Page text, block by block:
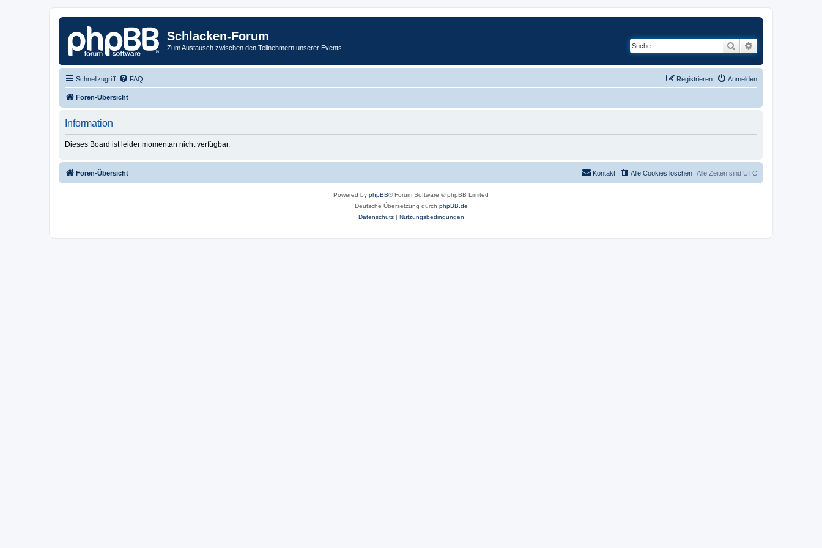
Schlacken-Forum
Zum Austausch zwischen den Teilnehmern unserer Events Suche
Schnellzugriff FAQ Anmelden
Registrieren
Foren-Übersicht
Information
Dieses Board ist leider momentan nicht verfügbar.
Foren-Übersicht Alle Zeiten sind UTC
Alle Cookies löschen
Kontakt
Powered by phpBB® Forum Software © phpBB Limited
Deutsche Übersetzung durch phpBB.de
Datenschutz| Nutzungsbedingungen